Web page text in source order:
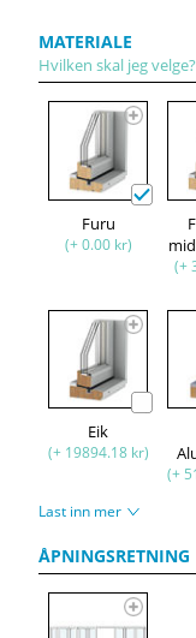
MATERIALE
Hvilken skal jeg velge?
Furu
(+ 0.00 kr)
(+
Eik
(+ 19894.18 kr)
(+
Last inn mer
ÅPNINGSRETNING